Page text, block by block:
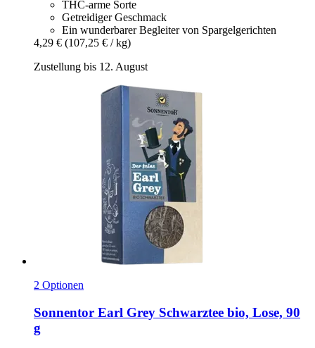
THC-arme Sorte
Getreidiger Geschmack
Ein wunderbarer Begleiter von Spargelgerichten
4,29 € (107,25 € / kg)
Zustellung bis 12. August
2 Optionen
Sonnentor Earl Grey Schwarztee bio, Lose, 90
g